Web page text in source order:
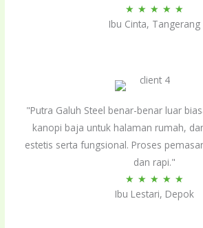
★ ★ ★ ★ ★Rated
5
Ibu Cinta, Tangerang
"Putra Galuh Steel benar-benar luar
kanopi baja untuk halaman rumah,
estetis serta fungsional. Proses
dan rapi."
★ ★ ★ ★ ★Rated
5
Ibu Lestari, Depok